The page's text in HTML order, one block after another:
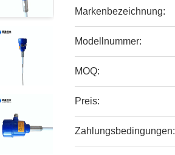
Markenbezeichnung:
Modellnummer:
MOQ:
Preis:
Zahlungsbedingungen: